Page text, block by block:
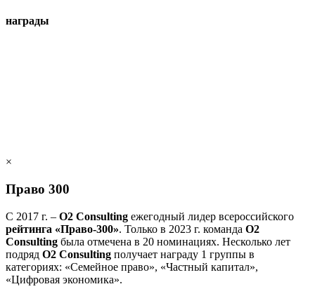
награды
×
Право 300
С 2017 г. – О2 Consulting ежегодный лидер всероссийского
рейтинга «Право-300». Только в 2023 г. команда О2
Consulting была отмечена в 20 номинациях. Несколько лет
подряд О2 Consulting получает награду 1 группы в
категориях: «Семейное право», «Частный капитал»,
«Цифровая экономика».